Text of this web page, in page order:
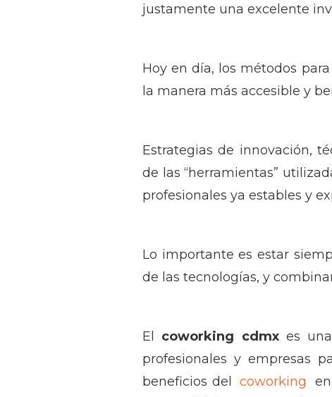
justamente una excelente
Hoy en día, los métodos
la manera más accesible y
Estrategias de innovación,
de las “herramientas”
profesionales ya estables y
Lo importante es estar
de las tecnologías, y
El coworking cdmxes una
profesionales y empresas
beneficios del
coworking